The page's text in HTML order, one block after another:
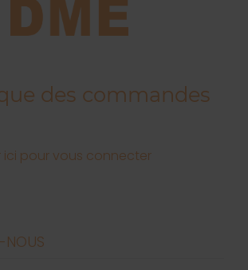
des commandes
ici pour vous connecter